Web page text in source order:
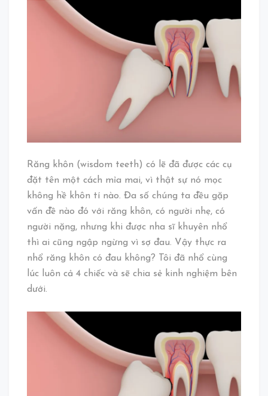
Răng khôn (wisdom teeth) có lẽ đã được các cụ
đặt tên một cách mỉa mai, vì thật sự nó mọc
không hề khôn tí nào. Đa số chúng ta đều gặp
vấn đề nào đó với răng khôn, có người nhẹ, có
người nặng, nhưng khi được nha sĩ khuyên nhổ
thì ai cũng ngập ngừng vì sợ đau. Vậy thực ra
nhổ răng khôn có đau không? Tôi đã nhổ cùng
lúc luôn cả 4 chiếc và sẽ chia sẻ kinh nghiệm bên
dưới.